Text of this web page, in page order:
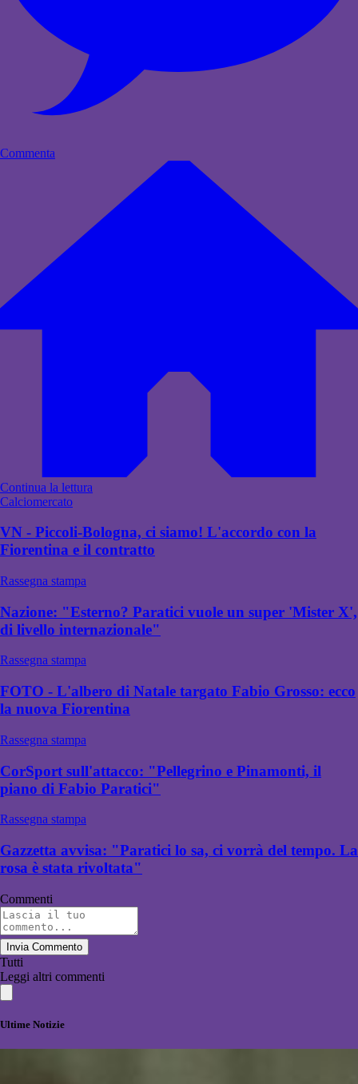
Commenta
Continua la lettura
Calciomercato
VN - Piccoli-Bologna, ci siamo! L'accordo con la
Fiorentina e il contratto
Rassegna stampa
Nazione: "Esterno? Paratici vuole un super 'Mister X',
di livello internazionale"
Rassegna stampa
FOTO - L'albero di Natale targato Fabio Grosso: ecco
la nuova Fiorentina
Rassegna stampa
CorSport sull'attacco: "Pellegrino e Pinamonti, il
piano di Fabio Paratici"
Rassegna stampa
Gazzetta avvisa: "Paratici lo sa, ci vorrà del tempo. La
rosa è stata rivoltata"
Commenti
Invia Commento
Tutti
Leggi altri commenti
Ultime Notizie